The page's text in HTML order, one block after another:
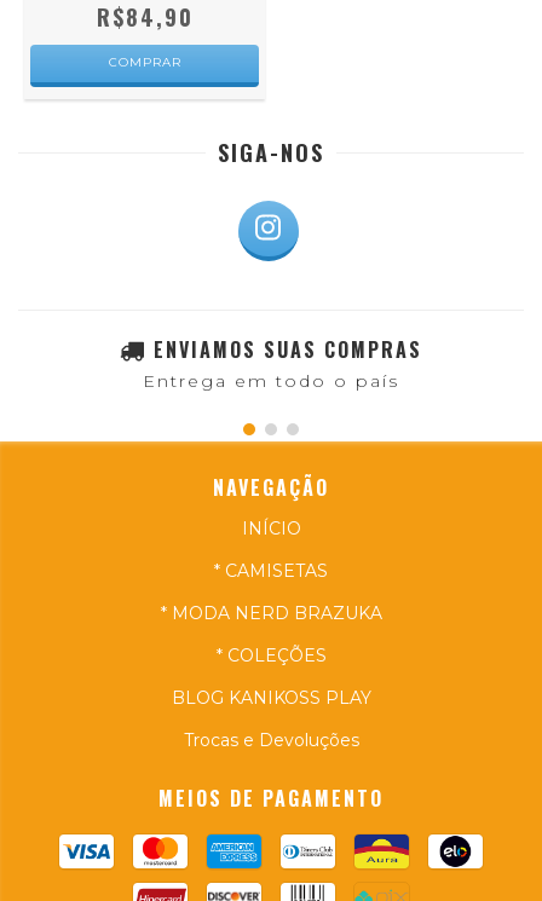
R$84,90
COMPRAR
SIGA-NOS
ENVIAMOS SUAS COMPRAS
Entrega em todo o país
NAVEGAÇÃO
INÍCIO
* CAMISETAS
* MODA NERD BRAZUKA
* COLEÇÕES
BLOG KANIKOSS PLAY
Trocas e Devoluções
MEIOS DE PAGAMENTO